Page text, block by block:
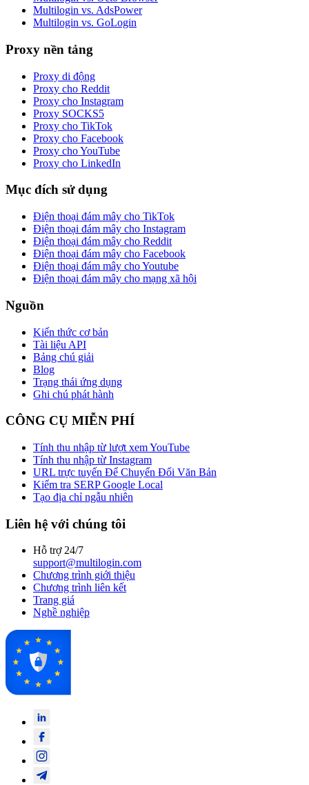
Multilogin vs. AdsPower
Multilogin vs. GoLogin
Proxy nền tảng
Proxy di động
Proxy cho Reddit
Proxy cho Instagram
Proxy SOCKS5
Proxy cho TikTok
Proxy cho Facebook
Proxy cho YouTube
Proxy cho LinkedIn
Mục đích sử dụng
Điện thoại đám mây cho TikTok
Điện thoại đám mây cho Instagram
Điện thoại đám mây cho Reddit
Điện thoại đám mây cho Facebook
Điện thoại đám mây cho Youtube
Điện thoại đám mây cho mạng xã hội
Nguồn
Kiến thức cơ bản
Tài liệu API
Bảng chú giải
Blog
Trạng thái ứng dụng
Ghi chú phát hành
CÔNG CỤ MIỄN PHÍ
Tính thu nhập từ lượt xem YouTube
Tính thu nhập từ Instagram
URL trực tuyến Để Chuyển Đổi Văn Bản
Kiểm tra SERP Google Local
Tạo địa chỉ ngẫu nhiên
Liên hệ với chúng tôi
Hỗ trợ 24/7
support@multilogin.com
Chương trình giới thiệu
Chương trình liên kết
Trang giá
Nghề nghiệp